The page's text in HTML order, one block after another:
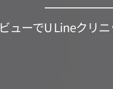
ューでU Lineクリ